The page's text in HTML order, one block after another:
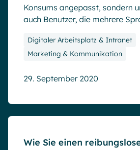
Konsums angepasst, sondern
auch Benutzer, die mehrere
Digitaler Arbeitsplatz & Intranet
Marketing & Kommunikation
29. September 2020
Wie Sie einen